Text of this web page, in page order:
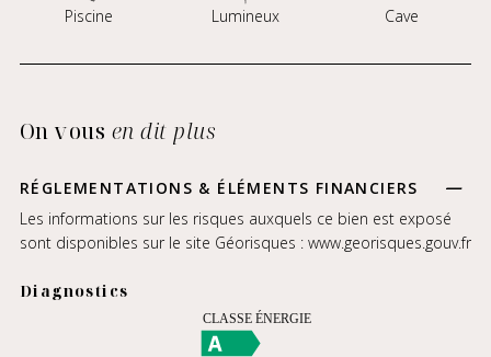
Piscine Lumineux Cave
On vous en dit plus
RÉGLEMENTATIONS & ÉLÉMENTS FINANCIERS
Les informations sur les risques auxquels ce bien est exposé
sont disponibles sur le site Géorisques : www.georisques.gouv.fr
Diagnostics